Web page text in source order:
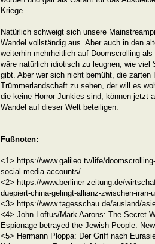
Kriege.
Natürlich schweigt sich unsere
Wandel vollständig aus. Aber auch in den
weiterhin mehrheitlich auf Doomscrolling
wäre natürlich idiotisch zu leugnen, wie viel
gibt. Aber wer sich nicht bemüht, die zarten
Trümmerlandschaft zu sehen, der will es
die keine Horror-Junkies sind, können jetzt
Wandel auf dieser Welt beteiligen.
Fußnoten:
<1> https://www.galileo.tv/life/
social-media-accounts/
<2> https://www.berliner-zeitung.de/
duepiert-china-gelingt-allianz-zwischen-iran-
<3> https://www.tagesschau.de/ausland/
<4> John Loftus/Mark Aarons: The Secret
Espionage betrayed the Jewish People.
<5> Hermann Ploppa: Der Griff nach